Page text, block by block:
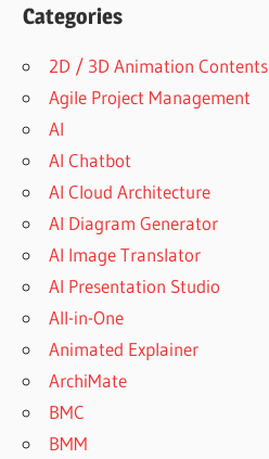
Categories
2D / 3D Animation Contents
Agile Project Management
AI
AI Chatbot
AI Cloud Architecture
AI Diagram Generator
AI Image Translator
AI Presentation Studio
All-in-One
Animated Explainer
ArchiMate
BMC
BMM